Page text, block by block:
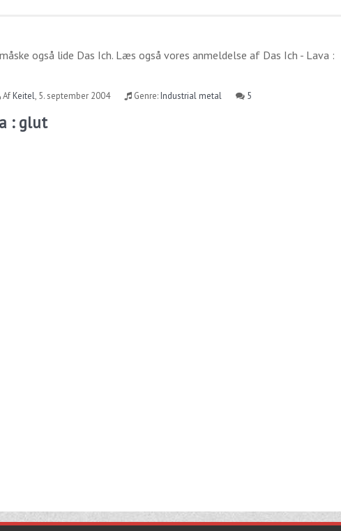
måske også lide Das Ich. Læs også vores anmeldelse af Das Ich - Lava :
AfKeitel, 5. september 2004 Genre:Industrial metal 5
: glut